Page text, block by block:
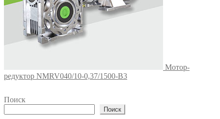
Мотор-
редуктор NMRV040/10-0,37/1500-B3
Поиск
Поиск